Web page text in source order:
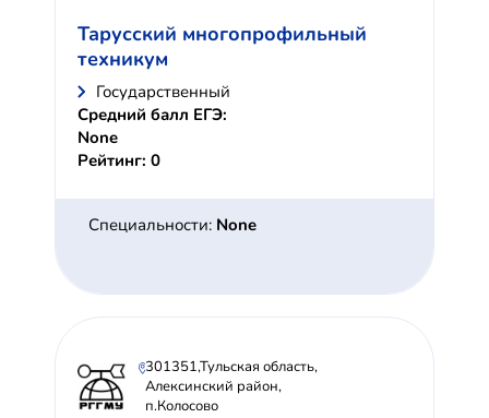
Тарусский многопрофильный
техникум
Государственный
Средний балл ЕГЭ:
None
Рейтинг: 0
Специальности: None
301351,Тульская область,
Алексинский район,
п.Колосово